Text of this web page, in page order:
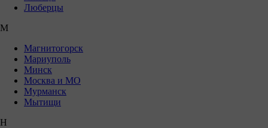
Люберцы
М
Магнитогорск
Мариуполь
Минск
Москва и МО
Мурманск
Мытищи
Н